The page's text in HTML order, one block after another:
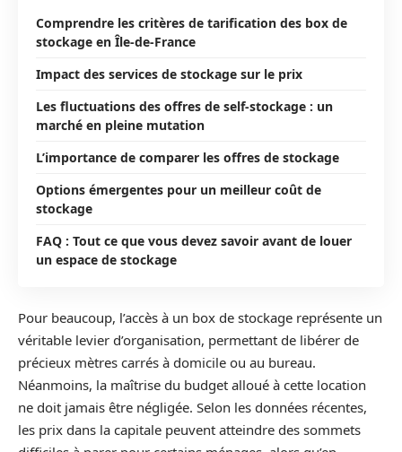
Comprendre les critères de tarification des box de
stockage en Île-de-France
Impact des services de stockage sur le prix
Les fluctuations des offres de self-stockage : un
marché en pleine mutation
L’importance de comparer les offres de stockage
Options émergentes pour un meilleur coût de
stockage
FAQ : Tout ce que vous devez savoir avant de louer
un espace de stockage
Pour beaucoup, l’accès à un box de stockage représente un
véritable levier d’organisation, permettant de libérer de
précieux mètres carrés à domicile ou au bureau.
Néanmoins, la maîtrise du budget alloué à cette location
ne doit jamais être négligée. Selon les données récentes,
les prix dans la capitale peuvent atteindre des sommets